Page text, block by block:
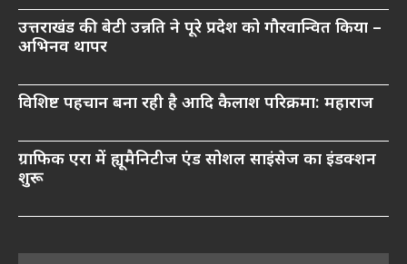
उत्तराखंड की बेटी उन्नति ने पूरे प्रदेश को गौरवान्वित किया –
अभिनव थापर
विशिष्ट पहचान बना रही है आदि कैलाश परिक्रमा: महाराज
ग्राफिक एरा में ह्यूमैनिटीज एंड सोशल साइंसेज का इंडक्शन
शुरू